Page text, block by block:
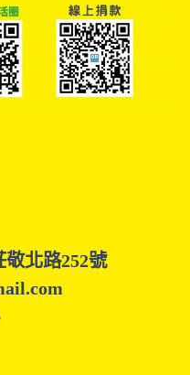
北路252號